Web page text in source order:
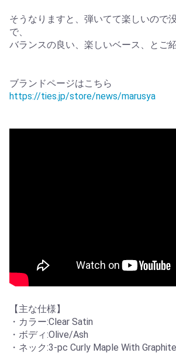
そうなりますと、弾いてて楽しいので
で、
バランスの良い、楽しいベース、とご
ブランドページはこちら
https://ties.jp/store/news/marusya
【主な仕様】
・カラー:Clear Satin
・ボディ:Olive/Ash
・ネック:3-pc Curly Maple With